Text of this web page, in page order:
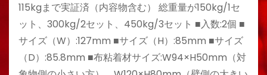
115kgまで実証済（内容物含む） 総重量が150kg/1セ
ット、300kg/2セット、450kg/3セット ■入数:2個 ■
サイズ（W）:127mm ■サイズ（H）:85mm ■サイズ
（D）:85.8mm ■布粘着材サイズ:W94×H50mm（対